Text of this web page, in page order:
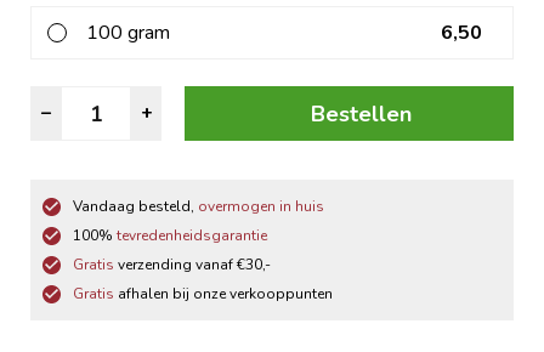
100 gram 6,50
–
Groene
Thee
+ Bestellen
Vandaag besteld, overmogen in huis
100% tevredenheidsgarantie
Gratis verzending vanaf €30,-
Gratis afhalen bij onze verkooppunten